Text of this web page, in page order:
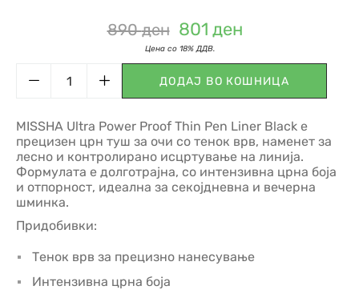
890ден 801 ден
ДОДАЈ ВО КОШНИЦА
MISSHA Ultra Power Proof Thin Pen Liner Black е
прецизен црн туш за очи со тенок врв, наменет за
лесно и контролирано исцртување на линија.
Формулата е долготрајна, со интензивна црна боја
и отпорност, идеална за секојдневна и вечерна
шминка.
Придобивки:
Тенок врв за прецизно нанесување
Интензивна црна боја